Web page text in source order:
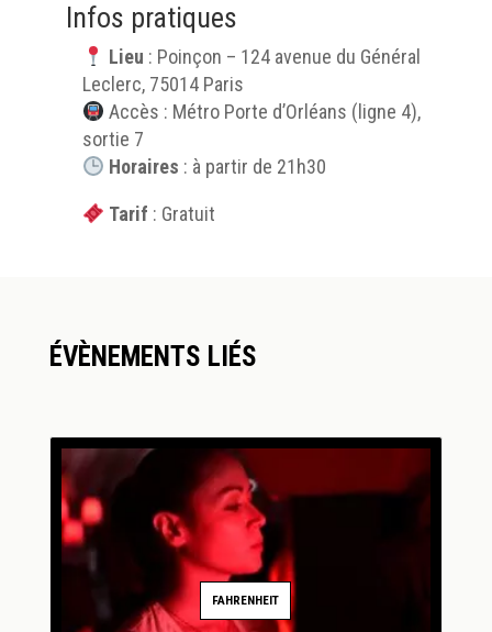
Infos pratiques
Lieu : Poinçon – 124 avenue du Général
Leclerc, 75014 Paris
Accès : Métro Porte d’Orléans (ligne 4),
sortie 7
Horaires : à partir de 21h30
Tarif : Gratuit
ÉVÈNEMENTS LIÉS
FAHRENHEIT